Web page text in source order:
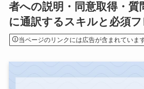
者への説明・同意取得・質
に通訳するスキルと必須
当ページのリンクには広告が含まれています